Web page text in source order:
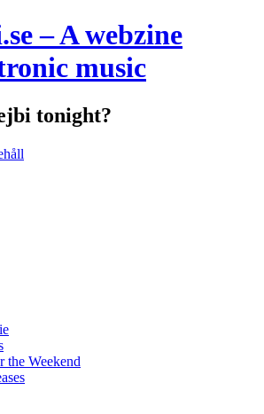
– A webzine
music
tonight?
the Weekend